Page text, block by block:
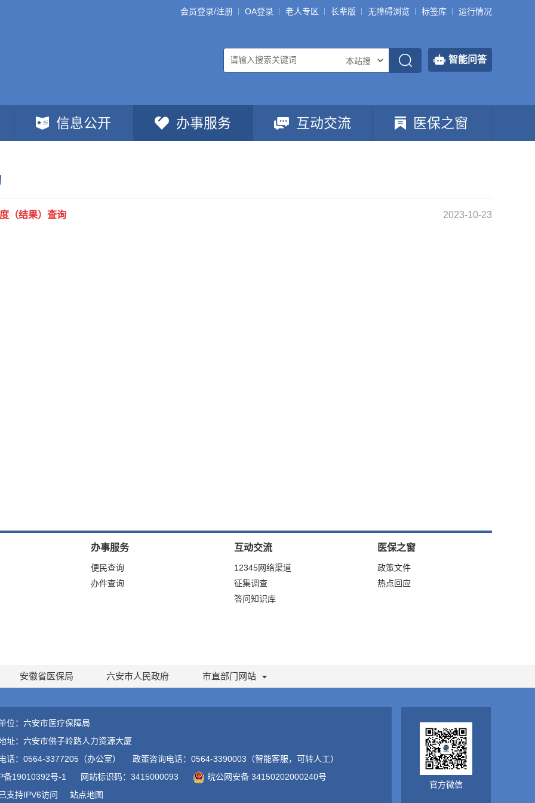
会员登录/注册 OA登录 老人专区 长辈版 无障碍浏览 标签库 运行情况
智能问答
信息公开 办事服务 互动交流 医保之窗
（结果）查询 2023-10-23
办事服务
便民查询
办件查询
互动交流
12345网络渠道
征集调查
答问知识库
医保之窗
政策文件
热点回应
安徽省医保局 六安市人民政府 市直部门网站
位：六安市医疗保障局
址：六安市佛子岭路人力资源大厦
话：0564-3377205（办公室）
政策咨询电话：0564-3390003（智能客服，可转人工）
备19010392号-1
网站标识码：3415000093
皖公网安备 34150202000240号
支持IPV6访问
站点地图
官方微信